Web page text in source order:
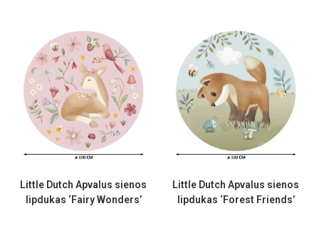
Little Dutch Apvalus sienos
lipdukas ‘Fairy Wonders’
Little Dutch Apvalus sienos
lipdukas ‘Forest Friends’